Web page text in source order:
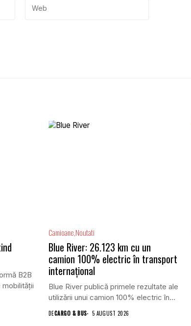
B2B
Camioane Noutati
Blue River: 26.123 km cu un
camion 100% electric în transport
internațional
Blue River publică primele rezultate ale
utilizării unui camion 100% electric în...
DECARGO & BUS 5 AUGUST 2026